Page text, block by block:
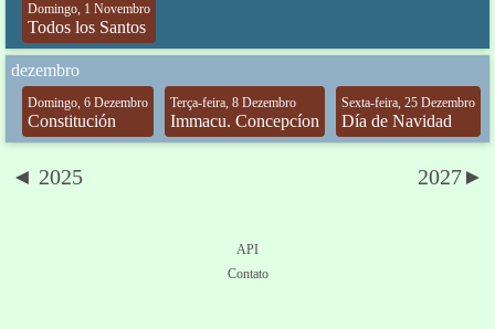
Domingo, 1 Novembro
Todos los Santos
dezembro
Domingo, 6 Dezembro
Constitución
Terça-feira, 8 Dezembro
Immacu. Concepcíon
Sexta-feira, 25 Dezembro
Día de Navidad
◄ 2025 2027►
API
Contato